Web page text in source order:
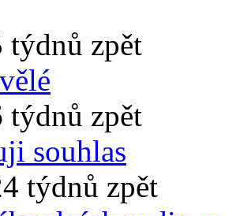
týdnů zpět
týdnů zpět
souhlas
týdnů zpět